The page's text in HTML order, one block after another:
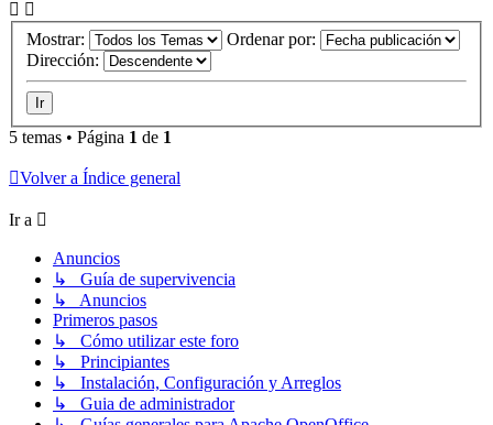
Mostrar:
Ordenar por:
Dirección:
5 temas • Página 1 de 1
Volver a Índice general
Ir a
Anuncios
↳ Guía de supervivencia
↳ Anuncios
Primeros pasos
↳ Cómo utilizar este foro
↳ Principiantes
↳ Instalación, Configuración y Arreglos
↳ Guia de administrador